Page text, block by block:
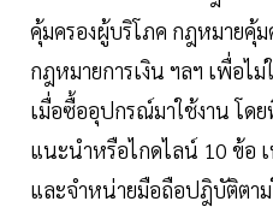
คุ้มครองผู้บริโภค กฎหมายคุ้
กฎหมายการเงิน ฯลฯ เพื่อไ
เมื่อซื้ออุปกรณ์มาใช้งาน โด
แนะนำหรือไกดไลน์ 10 ข้อ
และจำหน่ายมือถือปฎิบัติตา